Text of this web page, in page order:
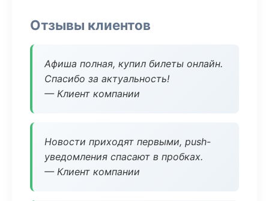
Отзывы клиентов
Афиша полная, купил билеты онлайн.
Спасибо за актуальность!
— Клиент компании
Новости приходят первыми, push-
уведомления спасают в пробках.
— Клиент компании